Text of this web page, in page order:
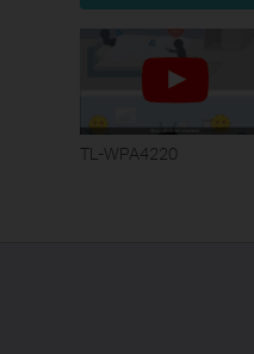
TL-WPA4220